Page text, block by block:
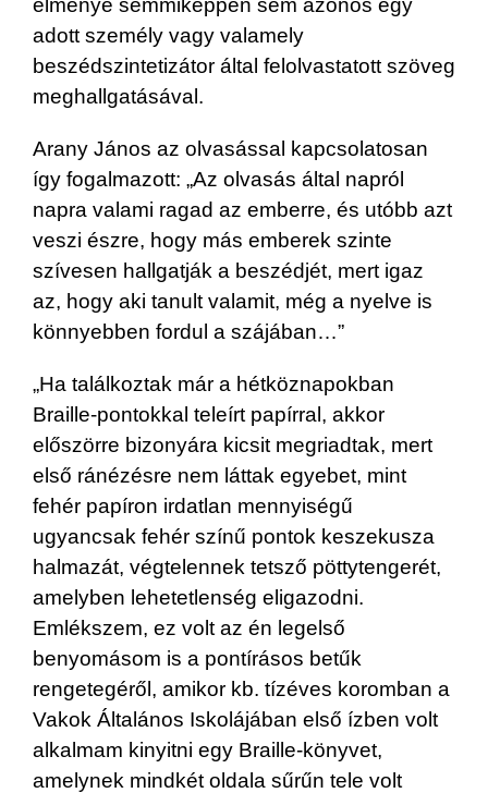
élménye semmiképpen sem azonos egy
adott személy vagy valamely
beszédszintetizátor által felolvastatott szöveg
meghallgatásával.
Arany János az olvasással kapcsolatosan
így fogalmazott: „Az olvasás által napról
napra valami ragad az emberre, és utóbb azt
veszi észre, hogy más emberek szinte
szívesen hallgatják a beszédjét, mert igaz
az, hogy aki tanult valamit, még a nyelve is
könnyebben fordul a szájában…”
„Ha találkoztak már a hétköznapokban
Braille-pontokkal teleírt papírral, akkor
előszörre bizonyára kicsit megriadtak, mert
első ránézésre nem láttak egyebet, mint
fehér papíron irdatlan mennyiségű
ugyancsak fehér színű pontok keszekusza
halmazát, végtelennek tetsző pöttytengerét,
amelyben lehetetlenség eligazodni.
Emlékszem, ez volt az én legelső
benyomásom is a pontírásos betűk
rengetegéről, amikor kb. tízéves koromban a
Vakok Általános Iskolájában első ízben volt
alkalmam kinyitni egy Braille-könyvet,
amelynek mindkét oldala sűrűn tele volt